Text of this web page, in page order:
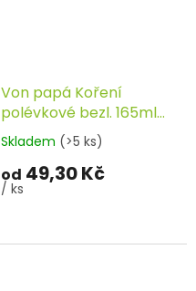
Von papá Koření
polévkové bezl. 165ml
EKOPRODUKT
Skladem (>5 ks)
od 49,30 Kč
/ ks